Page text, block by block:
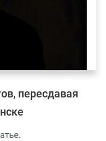
пересдавая